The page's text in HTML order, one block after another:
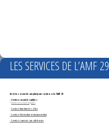
LES SERVICES DE L’AMF 29
Accédez en un clic aux principaux services de l'AMF 29 :
- Services marchés publics :
*Annonces de marchés publics
-Service formation des élus
- Service Orientation et documentation
- Services ouverts aux adhérents